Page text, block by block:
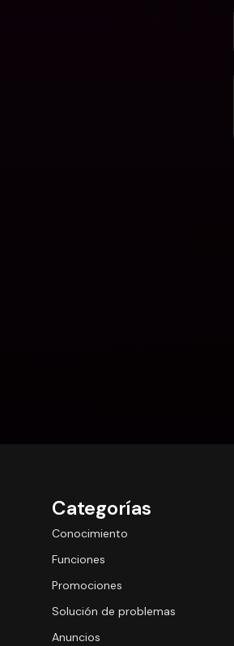
Categorías
Conocimiento
Funciones
Promociones
Solución de problemas
Anuncios